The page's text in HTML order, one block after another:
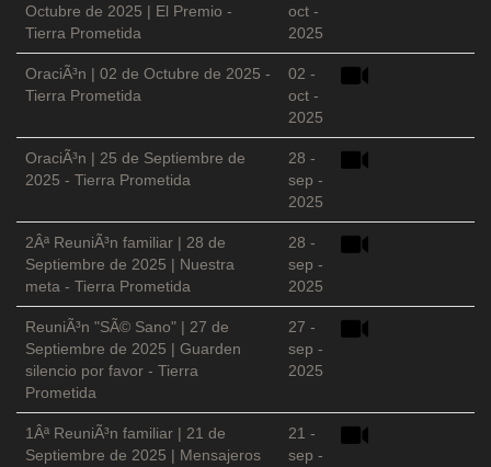
Octubre de 2025 | El Premio -
Tierra Prometida
oct -
2025
OraciÃ³n | 02 de Octubre de 2025 -
Tierra Prometida
02 -
oct -
2025
OraciÃ³n | 25 de Septiembre de
2025 - Tierra Prometida
28 -
sep -
2025
2Âª ReuniÃ³n familiar | 28 de
Septiembre de 2025 | Nuestra
meta - Tierra Prometida
28 -
sep -
2025
ReuniÃ³n "SÃ© Sano" | 27 de
Septiembre de 2025 | Guarden
silencio por favor - Tierra
Prometida
27 -
sep -
2025
1Âª ReuniÃ³n familiar | 21 de
Septiembre de 2025 | Mensajeros
21 -
sep -